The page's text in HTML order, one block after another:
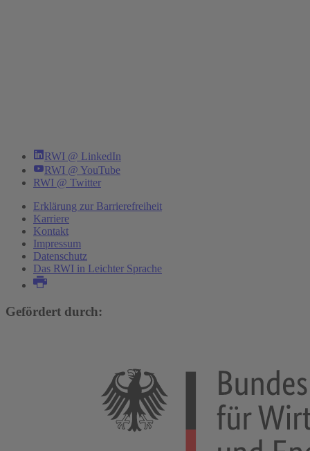
RWI @ LinkedIn
RWI @ YouTube
RWI @ Twitter
Erklärung zur Barrierefreiheit
Karriere
Kontakt
Impressum
Datenschutz
Das RWI in Leichter Sprache
Gefördert durch: